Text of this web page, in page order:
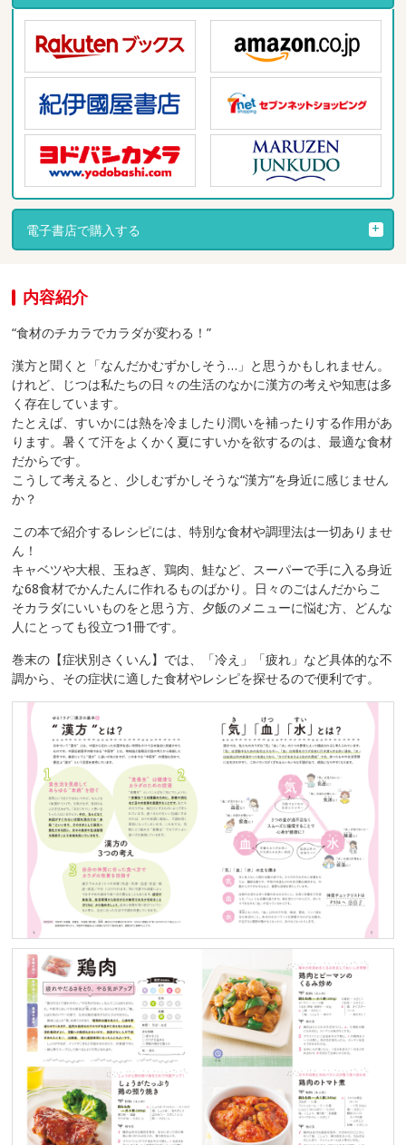
電子書店で購入する
内容紹介
“食材のチカラでカラダが変わる！”
漢方と聞くと「なんだかむずかしそう…」と思うかもしれません。
けれど、じつは私たちの日々の生活のなかに漢方の考えや知恵は多
く存在しています。
たとえば、すいかには熱を冷ましたり潤いを補ったりする作用があ
ります。暑くて汗をよくかく夏にすいかを欲するのは、最適な食材
だからです。
こうして考えると、少しむずかしそうな“漢方”を身近に感じません
か？
この本で紹介するレシピには、特別な食材や調理法は一切ありませ
ん！
キャベツや大根、玉ねぎ、鶏肉、鮭など、スーパーで手に入る身近
な68食材でかんたんに作れるものばかり。日々のごはんだからこ
そカラダにいいものをと思う方、夕飯のメニューに悩む方、どんな
人にとっても役立つ1冊です。
巻末の【症状別さくいん】では、「冷え」「疲れ」など具体的な不
調から、その症状に適した食材やレシピを探せるので便利です。